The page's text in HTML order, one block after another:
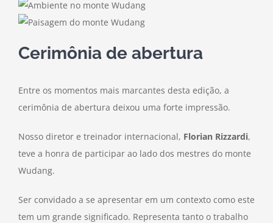
Cerimônia de abertura
Entre os momentos mais marcantes desta edição, a
cerimônia de abertura deixou uma forte impressão.
Nosso diretor e treinador internacional, Florian Rizzardi,
teve a honra de participar ao lado dos mestres do monte
Wudang.
Ser convidado a se apresentar em um contexto como este
tem um grande significado. Representa tanto o trabalho